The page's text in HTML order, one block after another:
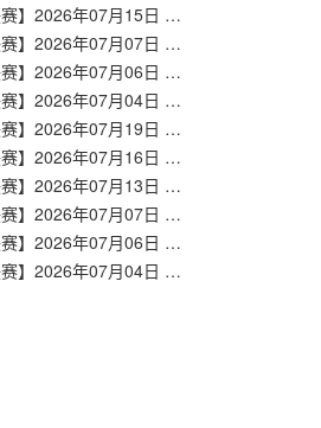
【NBA夏季联赛】2026年07月15日 湖人vs快船 全场录像在线回放
【NBA夏季联赛】2026年07月07日 马刺vs湖人 全场录像在线回放
【NBA夏季联赛】2026年07月06日 湖人vs热火 全场录像在线回放
【NBA夏季联赛】2026年07月04日 勇士vs湖人 全场录像在线回放
【NBA夏季联赛】2026年07月19日 太阳vs马刺 全场录像在线回放
【NBA夏季联赛】2026年07月16日 马刺vs爵士 全场录像在线回放
【NBA夏季联赛】2026年07月13日 雄鹿vs马刺 全场录像在线回放
【NBA夏季联赛】2026年07月07日 马刺vs湖人 全场录像在线回放
【NBA夏季联赛】2026年07月06日 勇士vs马刺 全场录像在线回放
【NBA夏季联赛】2026年07月04日 马刺vs热火 全场录像在线回放